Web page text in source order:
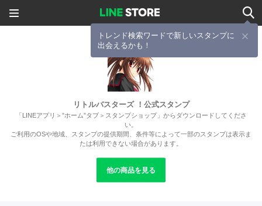
トレンド検索ワードで新しいスタンプに
出会えるかも！
リトルバスターズ ！公式スタンプ
「LINEアプリ＞”ホーム”タブ＞スタンプショップ」からダウンロードしてくださ
い。
ご利用のOSや地域、スタンプの提供期間、条件等によって一部のスタンプは表示ま
たは利用できない場合があります。
他の商品を見る